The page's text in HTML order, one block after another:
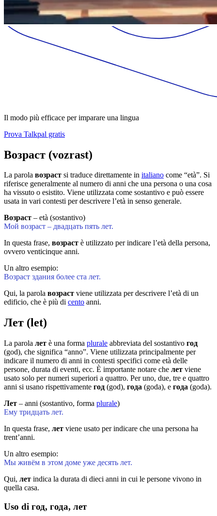
Il modo più efficace per imparare una lingua
Prova Talkpal gratis
Возраст (vozrast)
La parola возраст si traduce direttamente in italiano come “età”. Si
riferisce generalmente al numero di anni che una persona o una cosa
ha vissuto o esistito. Viene utilizzata come sostantivo e può essere
usata in vari contesti per descrivere l’età in senso generale.
Возраст – età (sostantivo)
Мой возраст – двадцать пять лет.
In questa frase, возраст è utilizzato per indicare l’età della persona,
ovvero venticinque anni.
Un altro esempio:
Возраст здания более ста лет.
Qui, la parola возраст viene utilizzata per descrivere l’età di un
edificio, che è più di cento anni.
Лет (let)
La parola лет è una forma plurale abbreviata del sostantivo год
(god), che significa “anno”. Viene utilizzata principalmente per
indicare il numero di anni in contesti specifici come età delle
persone, durata di eventi, ecc. È importante notare che лет viene
usato solo per numeri superiori a quattro. Per uno, due, tre e quattro
anni si usano rispettivamente год (god), года (goda), e года (goda).
Лет – anni (sostantivo, forma plurale)
Ему тридцать лет.
In questa frase, лет viene usato per indicare che una persona ha
trent’anni.
Un altro esempio:
Мы живём в этом доме уже десять лет.
Qui, лет indica la durata di dieci anni in cui le persone vivono in
quella casa.
Uso di год, года, лет